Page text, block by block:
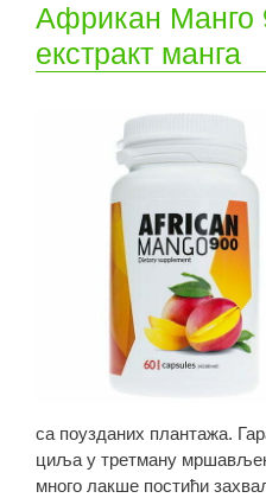
Африкан Манго
екстракт манга
са поузданих плантажа.
циља у третману
много лакше постићи